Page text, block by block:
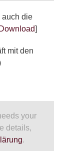
auch die
]
mit den
your
details,
.